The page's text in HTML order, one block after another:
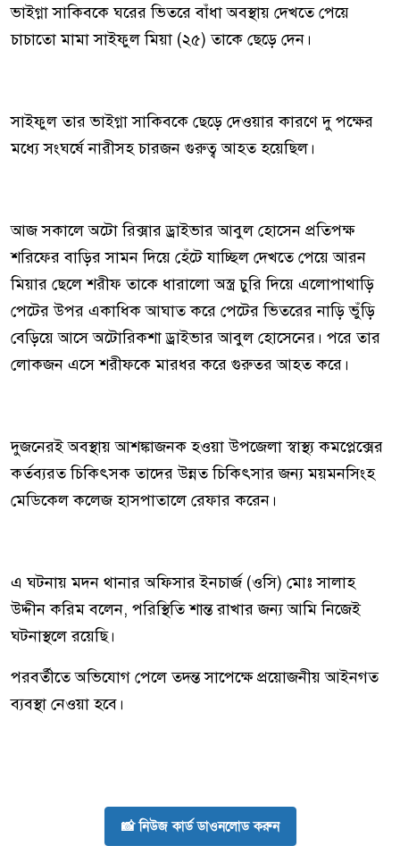
ভাইগ্না সাকিবকে ঘরের ভিতরে বাঁধা অবস্থায় দেখতে পেয়ে
চাচাতো মামা সাইফুল মিয়া (২৫) তাকে ছেড়ে দেন।
সাইফুল তার ভাইগ্না সাকিবকে ছেড়ে দেওয়ার কারণে দু পক্ষের
মধ্যে সংঘর্ষে নারীসহ চারজন গুরুত্ব আহত হয়েছিল।
আজ সকালে অটো রিক্সার ড্রাইভার আবুল হোসেন প্রতিপক্ষ
শরিফের বাড়ির সামন দিয়ে হেঁটে যাচ্ছিল দেখতে পেয়ে আরন
মিয়ার ছেলে শরীফ তাকে ধারালো অস্ত্র চুরি দিয়ে এলোপাথাড়ি
পেটের উপর একাধিক আঘাত করে পেটের ভিতরের নাড়ি ভুঁড়ি
বেড়িয়ে আসে অটোরিকশা ড্রাইভার আবুল হোসেনের। পরে তার
লোকজন এসে শরীফকে মারধর করে গুরুতর আহত করে।
দুজনেরই অবস্থায় আশঙ্কাজনক হওয়া উপজেলা স্বাস্থ্য কমপ্লেক্সের
কর্তব্যরত চিকিৎসক তাদের উন্নত চিকিৎসার জন্য ময়মনসিংহ
মেডিকেল কলেজ হাসপাতালে রেফার করেন।
এ ঘটনায় মদন থানার অফিসার ইনচার্জ (ওসি) মোঃ সালাহ
উদ্দীন করিম বলেন, পরিস্থিতি শান্ত রাখার জন্য আমি নিজেই
ঘটনাস্থলে রয়েছি।
পরবর্তীতে অভিযোগ পেলে তদন্ত সাপেক্ষে প্রয়োজনীয় আইনগত
ব্যবস্থা নেওয়া হবে।
📸 নিউজ কার্ড ডাওনলোড করুন